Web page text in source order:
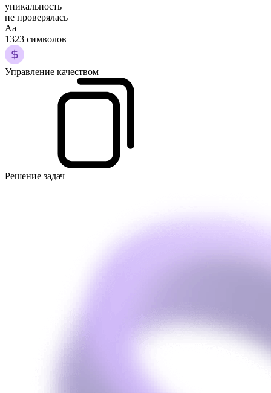
уникальность
не проверялась
Аа
1323 символов
Управление качеством
Решение задач